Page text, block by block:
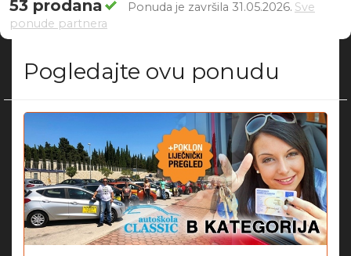
53 prodana Ponuda je završila 31.05.2026. Sve
ponude partnera
Pogledajte ovu ponudu